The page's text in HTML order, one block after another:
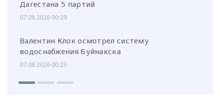
Дагестана 5 партий
07.08.2026 00:29
Валентин Клок осмотрел систему
водоснабжения Буйнакска
07.08.2026 00:23